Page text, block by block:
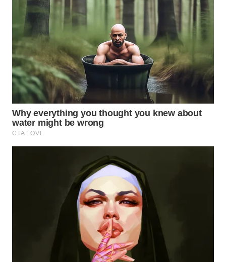
WN DELI
SERDANG
WN
TEBING
TINGGI
WN
PAKPAK